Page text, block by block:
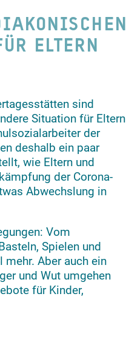
ELTERN
sind
Situation für Eltern
der
deshalb ein paar
wie Eltern und
der Corona-
Abwechslung in
Vom
Spielen und
mehr. Aber auch ein
und Wut umgehen
für Kinder,